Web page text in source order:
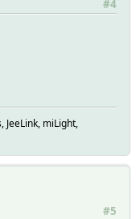
#4
JeeLink, miLight,
#5